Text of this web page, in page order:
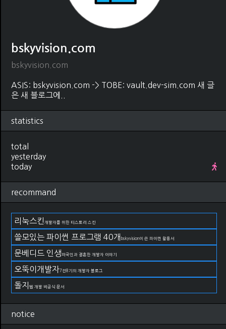
bskyvision.com
bskyvision.com
ASIS: bskyvision.com -> TOBE: vault.dev-sim.com 새 글
은 새 블로그에..
statistics
total
yesterday
today
recommand
리눅스킨 개발자를 위한 티스토리 스킨
쓸모있는 파이썬 프로그램 40개 bskyvision이 쓴 파이썬 활용서
문베디드 인생 미국인과 결혼한 개발자 이야기
오뚝이개발자7전8기의 개발자 블로그
돌지 웹 개발 비공식 문서
notice